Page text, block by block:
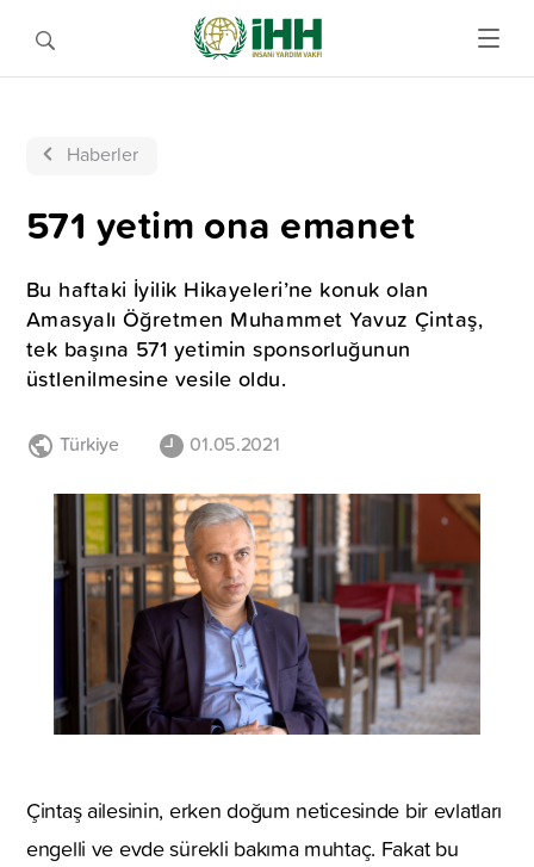
Haberler
571 yetim ona emanet
Bu haftaki İyilik Hikayeleri’ne konuk olan
Amasyalı Öğretmen Muhammet Yavuz Çintaş,
tek başına 571 yetimin sponsorluğunun
üstlenilmesine vesile oldu.
Türkiye 01.05.2021
Çintaş ailesinin, erken doğum neticesinde bir evlatları
engelli ve evde sürekli bakıma muhtaç. Fakat bu